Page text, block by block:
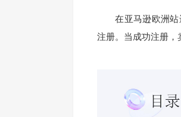
在亚马逊欧洲站进
注册。当成功注册，